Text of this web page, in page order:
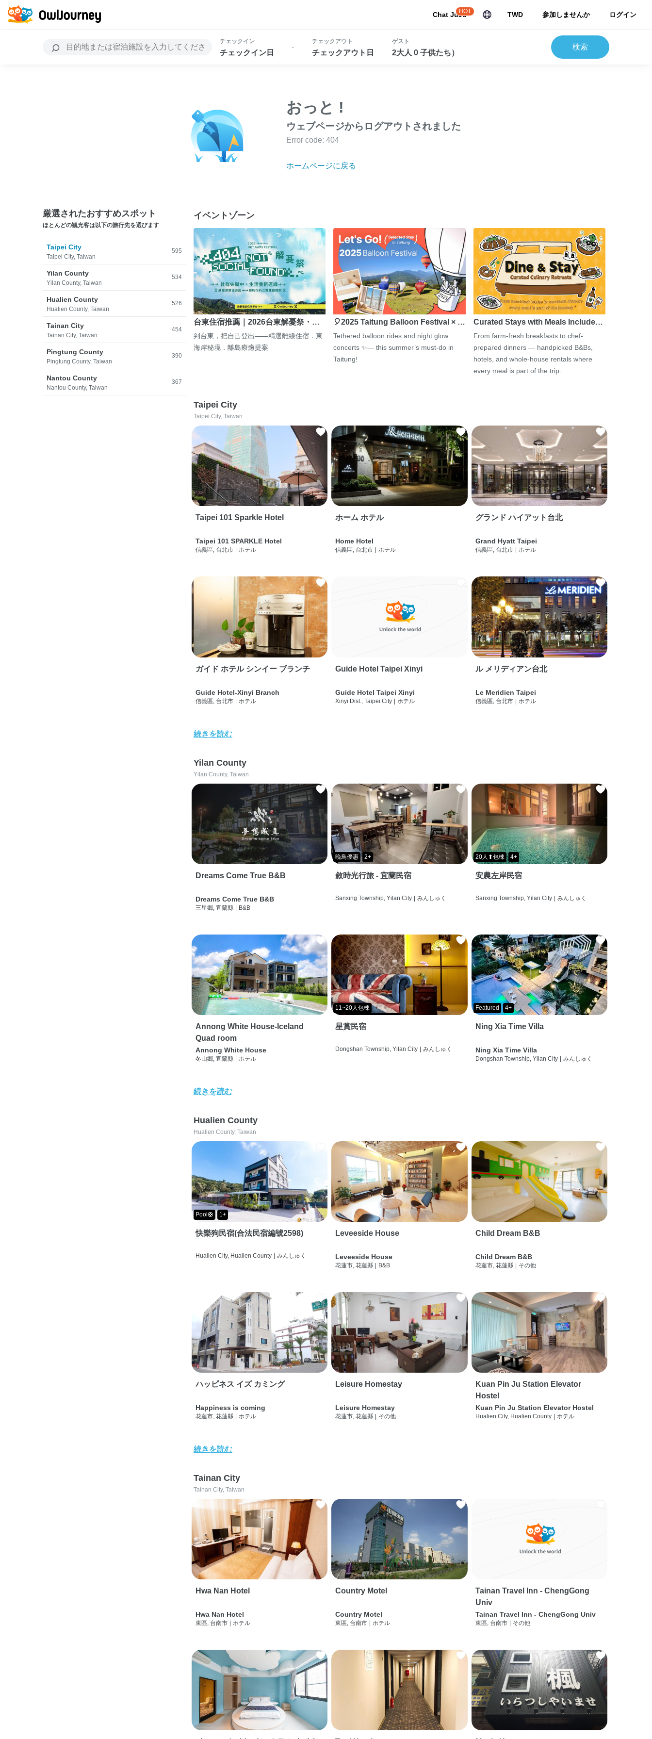
Chat JuJu
HOT TWD 参加しませんか ログイン
チェックイン
チェックイン日
-
チェックアウト
チェックアウト日
ゲスト
2大人 0 子供たち）
検索
おっと !
ウェブページからログアウトされました
Error code: 404
ホームページに戻る
厳選されたおすすめスポット
ほとんどの観光客は以下の旅行先を選びます
Taipei City
Taipei City, Taiwan
595
Yilan County
Yilan County, Taiwan
534
Hualien County
Hualien County, Taiwan
526
Tainan City
Tainan City, Taiwan
454
Pingtung County
Pingtung County, Taiwan
390
Nantou County
Nantou County, Taiwan
367
イベントゾーン
台東住宿推薦｜2026台東解憂祭・…
到台東，把自己登出——精選離線住宿．東
海岸秘境．離島療癒提案
🎈2025 Taitung Balloon Festival × …
Tethered balloon rides and night glow
concerts ✨— this summer’s must-do in
Taitung!
Curated Stays with Meals Include…
From farm-fresh breakfasts to chef-
prepared dinners — handpicked B&Bs,
hotels, and whole-house rentals where
every meal is part of the trip.
Taipei City
Taipei City, Taiwan
Taipei 101 Sparkle Hotel
Taipei 101 SPARKLE Hotel
信義區, 台北市 ホテル
ホーム ホテル
Home Hotel
信義區, 台北市 ホテル
グランド ハイアット台北
Grand Hyatt Taipei
信義區, 台北市 ホテル
ガイド ホテル シンイー ブランチ
Guide Hotel-Xinyi Branch
信義區, 台北市 | ホテル
Guide Hotel Taipei Xinyi
Guide Hotel Taipei Xinyi
Xinyi Dist., Taipei City | ホテル
ル メリディアン台北
Le Meridien Taipei
信義區, 台北市 | ホテル
続きを読む
Yilan County
Yilan County, Taiwan
Dreams Come True B&B
Dreams Come True B&B
三星鄉, 宜蘭縣 | B&B
晚鳥優惠 2+
敘時光行旅 - 宜蘭民宿
Sanxing Township, Yilan City | みんしゅく
20人⬆包棟 4+
安農左岸民宿
Sanxing Township, Yilan City | みんしゅく
Annong White House-Iceland
Quad room
Annong White House
冬山鄉, 宜蘭縣 | ホテル
11~20人包棟
星賞民宿
Dongshan Township, Yilan City | みんしゅく
Featured 4+
Ning Xia Time Villa
Ning Xia Time Villa
Dongshan Township, Yilan City | みんしゅく
続きを読む
Hualien County
Hualien County, Taiwan
Pool🛟 1+
快樂狗民宿(合法民宿編號2598)
Hualien City, Hualien County | みんしゅく
Leveeside House
Leveeside House
花蓮市, 花蓮縣 | B&B
Child Dream B&B
Child Dream B&B
花蓮市, 花蓮縣 | その他
ハッピネス イズ カミング
Happiness is coming
花蓮市, 花蓮縣 ホテル
Leisure Homestay
Leisure Homestay
花蓮市, 花蓮縣 その他
Kuan Pin Ju Station Elevator
Hostel
Kuan Pin Ju Station Elevator Hostel
Hualien City, Hualien County ホテル
続きを読む
Tainan City
Tainan City, Taiwan
Hwa Nan Hotel
Hwa Nan Hotel
東區, 台南市 ホテル
Country Motel
Country Motel
東區, 台南市 ホテル
Tainan Travel Inn - ChengGong
Univ
Tainan Travel Inn - ChengGong Univ
東區, 台南市 その他